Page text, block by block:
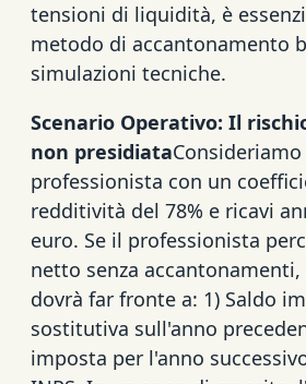
tensioni di liquidità, è
metodo di accantonamento
simulazioni tecniche.
Scenario Operativo: Il
non presidiata
professionista con un
redditività del 78% e ricavi
euro. Se il professionista
netto senza
dovrà far fronte a: 1) Saldo
sostitutiva sull'anno
imposta per l'anno